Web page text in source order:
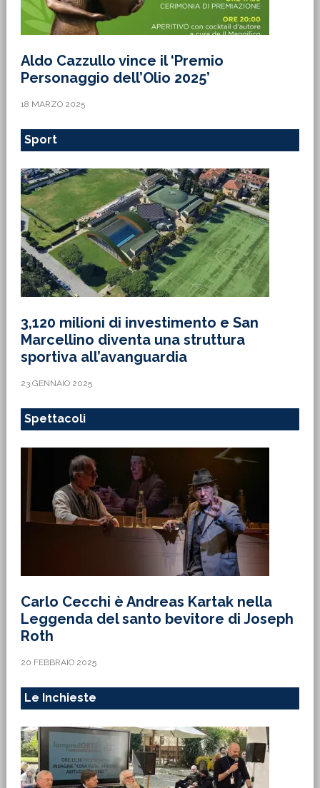
Aldo Cazzullo vince il ‘Premio
Personaggio dell’Olio 2025’
18 MARZO 2025
Sport
3,120 milioni di investimento e San
Marcellino diventa una struttura
sportiva all’avanguardia
23 GENNAIO 2025
Spettacoli
Carlo Cecchi è Andreas Kartak nella
Leggenda del santo bevitore di Joseph
Roth
20 FEBBRAIO 2025
Le Inchieste